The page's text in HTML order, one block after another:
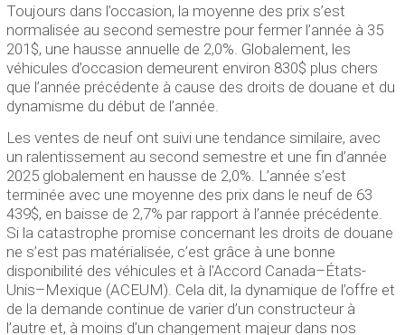
Toujours dans l’occasion, la moyenne des prix s’est
normalisée au second semestre pour fermer l’année à 35
201$, une hausse annuelle de 2,0%. Globalement, les
véhicules d’occasion demeurent environ 830$ plus chers
que l’année précédente à cause des droits de douane et du
dynamisme du début de l’année.
Les ventes de neuf ont suivi une tendance similaire, avec
un ralentissement au second semestre et une fin d’année
2025 globalement en hausse de 2,0%. L’année s’est
terminée avec une moyenne des prix dans le neuf de 63
439$, en baisse de 2,7% par rapport à l’année précédente.
Si la catastrophe promise concernant les droits de douane
ne s’est pas matérialisée, c’est grâce à une bonne
disponibilité des véhicules et à l’Accord Canada–États-
Unis–Mexique (ACEUM). Cela dit, la dynamique de l’offre et
de la demande continue de varier d’un constructeur à
l’autre et, à moins d’un changement majeur dans nos